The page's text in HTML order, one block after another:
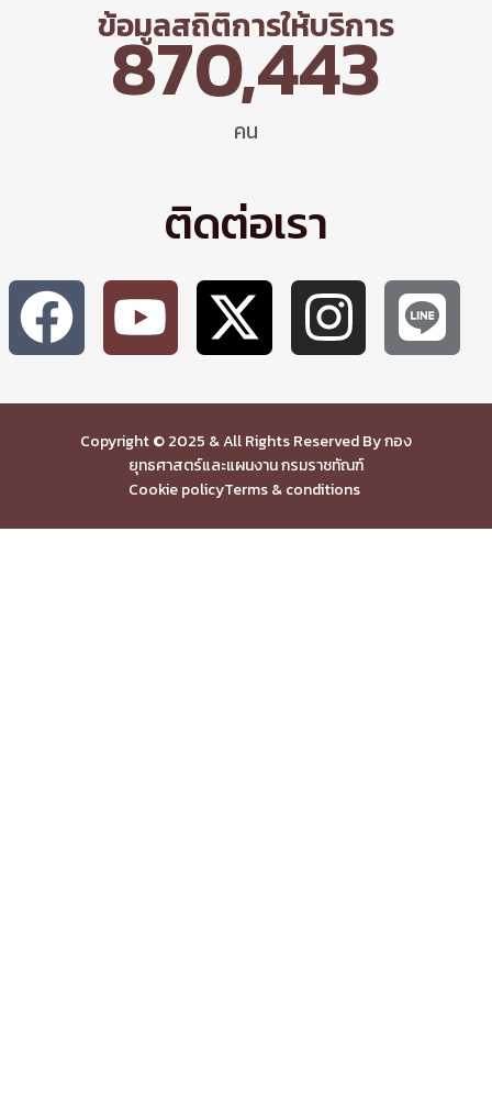
ข้อมูลสถิติการให้บริการ
คน
870,443
ติดต่อเรา
Copyright © 2025 & All Rights Reserved By กอง
ยุทธศาสตร์และแผนงาน กรมราชทัณฑ์
Cookie policyTerms & conditions